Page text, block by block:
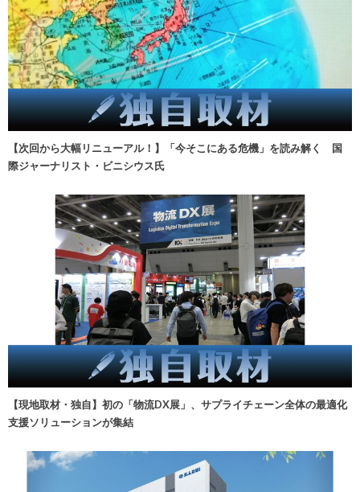
【次回から大幅リニューアル！】「今そこにある危機」を読み解く 国
際ジャーナリスト・ビニシウス氏
【現地取材・独自】初の「物流DX展」、サプライチェーン全体の最適化
支援ソリューションが集結